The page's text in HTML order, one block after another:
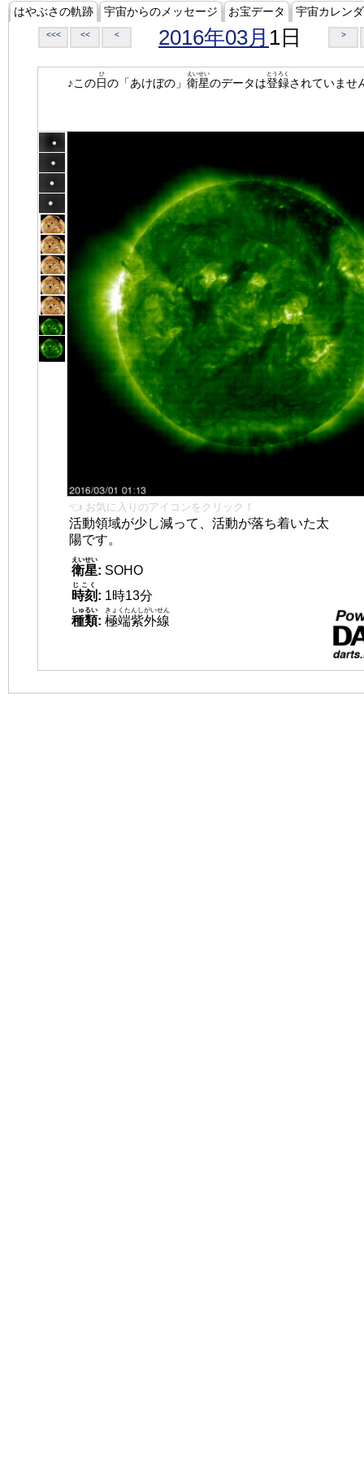
はやぶさの軌跡 宇宙からのメッセージ お宝データ 宇宙カレン
<<< << < 2016年03月 1日 >
♪この日
ひ
の「あけぼの」 衛星
えいせい
のデータは登録
とうろく
されていませ
👈 お気に入りのアイコンをクリック！
活動領域が少し減って、活動が落ち着いた太
陽です。
衛星
えいせい
: SOHO
時刻
じこく
: 1時13分
種類
しゅるい
: 極端紫外線
きょくたんしがいせん